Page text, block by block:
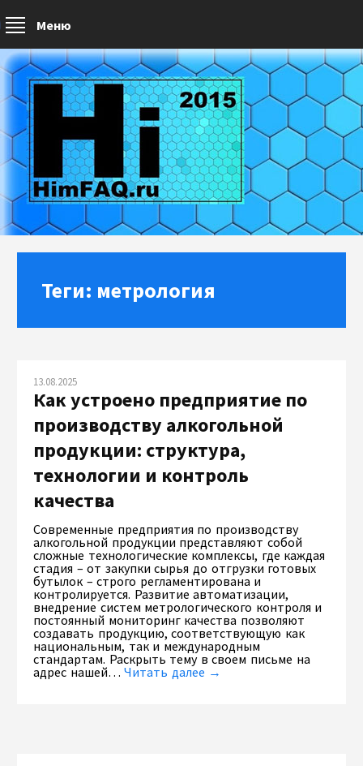
Меню
Теги: метрология
13.08.2025
Как устроено предприятие по
производству алкогольной
продукции: структура,
технологии и контроль
качества
Современные предприятия по производству
алкогольной продукции представляют собой
сложные технологические комплексы, где каждая
стадия – от закупки сырья до отгрузки готовых
бутылок – строго регламентирована и
контролируется. Развитие автоматизации,
внедрение систем метрологического контроля и
постоянный мониторинг качества позволяют
создавать продукцию, соответствующую как
национальным, так и международным
стандартам. Раскрыть тему в своем письме на
адрес нашей…Читать далее →